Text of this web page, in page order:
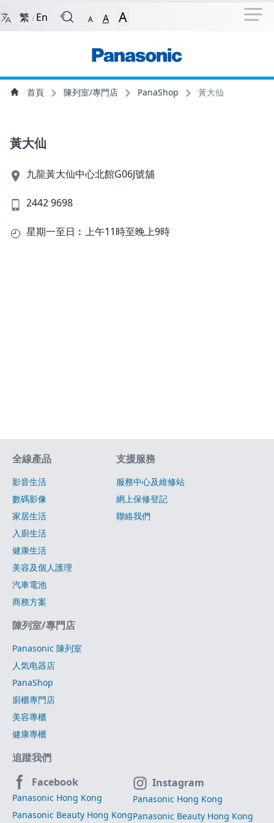
回到首頁 跳到捷徑選項 跳至
繁 / En A A A
主導航選單
主內容 首頁 陳列室/專門店 PanaShop 黃大仙
黃大仙
九龍黃大仙中心北館G06J號舖
2442 9698
星期一至日︰上午11時至晚上9時
網站指南
全線產品
影音生活
數碼影像
家居生活
入廚生活
健康生活
美容及個人護理
汽車電池
商務方案
支援服務
服務中心及維修站
網上保修登記
聯絡我們
陳列室/專門店
Panasonic 陳列室
人気电器店
PanaShop
廚櫃專門店
美容專櫃
健康專櫃
追蹤我們
Facebook
Panasonic Hong Kong
Panasonic Beauty Hong Kong
Instagram
Panasonic Hong Kong
Panasonic Beauty Hong Kong